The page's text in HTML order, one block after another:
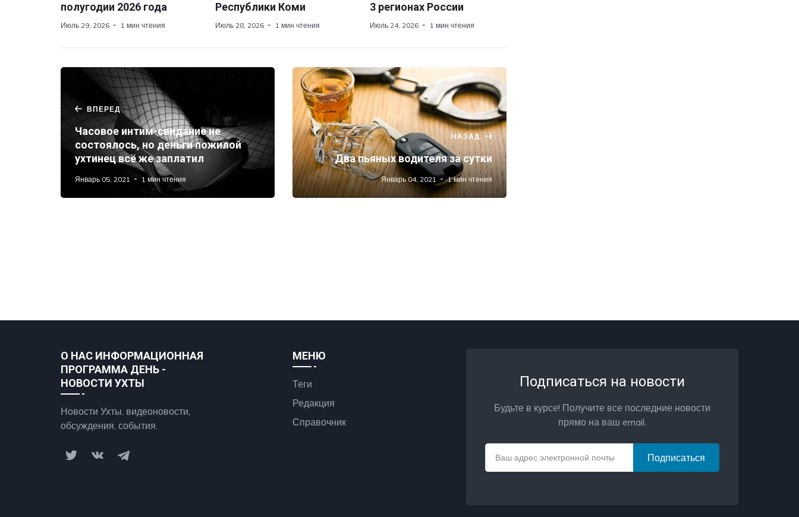
полугодии 2026 года
Июль 29, 2026 1 мин чтения
Республики Коми
Июль 28, 2026 1 мин чтения
3 регионах России
Июль 24, 2026 1 мин чтения
ВПЕРЕД
Часовое интим-свидание не
состоялось, но деньги пожилой
ухтинец всё же заплатил
Январь 05, 2021 1 мин чтения
НАЗАД
Два пьяных водителя за сутки
Январь 04, 2021 1 мин чтения
О НАС ИНФОРМАЦИОННАЯ
ПРОГРАММА ДЕНЬ -
НОВОСТИ УХТЫ
Новости Ухты, видеоновости,
обсуждения, события.
МЕНЮ
Теги
Редакция
Справочник
Подписаться на новости
Будьте в курсе! Получите все последние новости
прямо на ваш email.
Подписаться